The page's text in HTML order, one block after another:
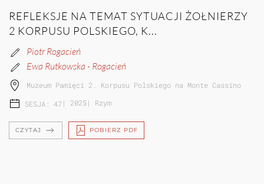
REFLEKSJE NA TEMAT SYTUACJI ŻOŁNIERZY
2 KORPUSU POLSKIEGO, K...
Piotr Rogacień
Ewa Rutkowska - Rogacień
Muzeum Pamięci 2. Korpusu Polskiego na Monte Cassino
SESJA: 47 | 2025| Rzym
CZYTAJ POBIERZ PDF